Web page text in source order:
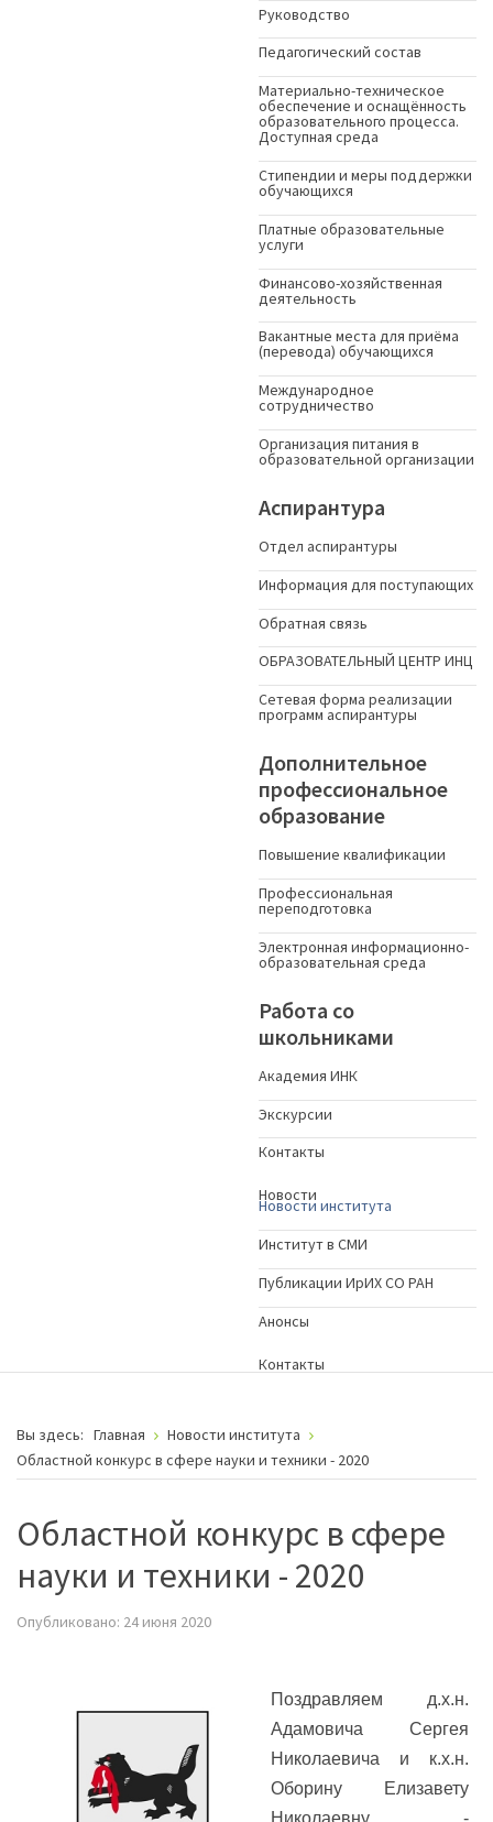
Руководство
Педагогический состав
Материально-техническое
обеспечение и оснащённость
образовательного процесса.
Доступная среда
Стипендии и меры поддержки
обучающихся
Платные образовательные
услуги
Финансово-хозяйственная
деятельность
Вакантные места для приёма
(перевода) обучающихся
Международное
сотрудничество
Организация питания в
образовательной организации
Аспирантура
Отдел аспирантуры
Информация для поступающих
Обратная связь
ОБРАЗОВАТЕЛЬНЫЙ ЦЕНТР ИНЦ
Сетевая форма реализации
программ аспирантуры
Дополнительное
профессиональное
образование
Повышение квалификации
Профессиональная
переподготовка
Электронная информационно-
образовательная среда
Работа со
школьниками
Академия ИНК
Экскурсии
Контакты
Новости
Новости института
Институт в СМИ
Публикации ИрИХ СО РАН
Анонсы
Контакты
Вы здесь: Главная
Новости института
Областной конкурс в сфере науки и техники - 2020
Областной конкурс в сфере
науки и техники - 2020
Опубликовано: 24 июня 2020
Поздравляем д.х.н.
Адамовича Сергея
Николаевича и к.х.н.
Оборину Елизавету
Николаевну -